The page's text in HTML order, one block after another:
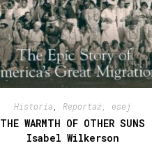
Historia,Reportaż, esej
THE WARMTH OF OTHER SUNS
Isabel Wilkerson